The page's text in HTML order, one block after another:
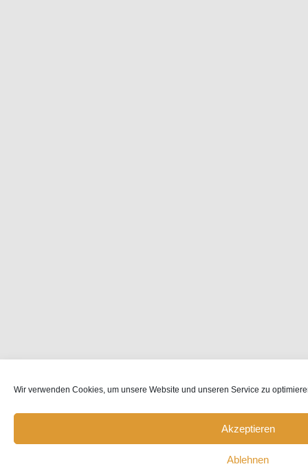
Wir verwenden Cookies, um unsere Website und unseren Service zu
Akzeptieren
Ablehnen